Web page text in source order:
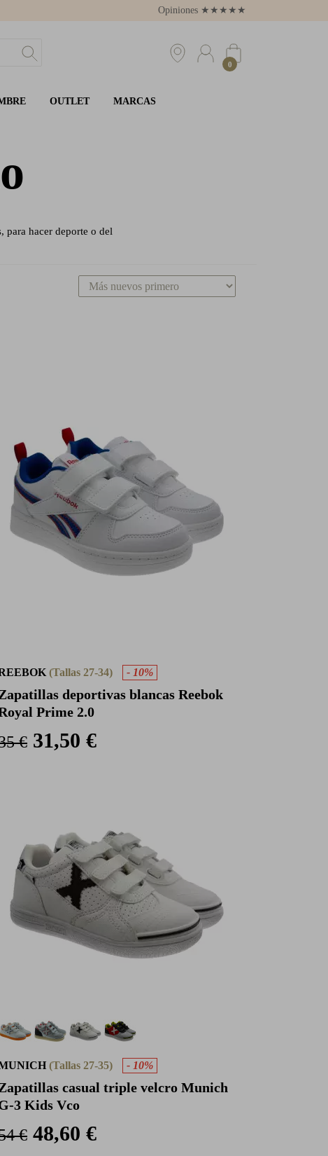
Opiniones ★ ★ ★ ★ ★
0
OUTLET MARCAS
para hacer deporte o del
(Tallas 27-34) - 10%
deportivas blancas Reebok
Prime 2.0
€ 31,50 €
(Tallas 27-35) - 10%
casual triple velcro Munich
3 Kids Vco
€ 48,60 €